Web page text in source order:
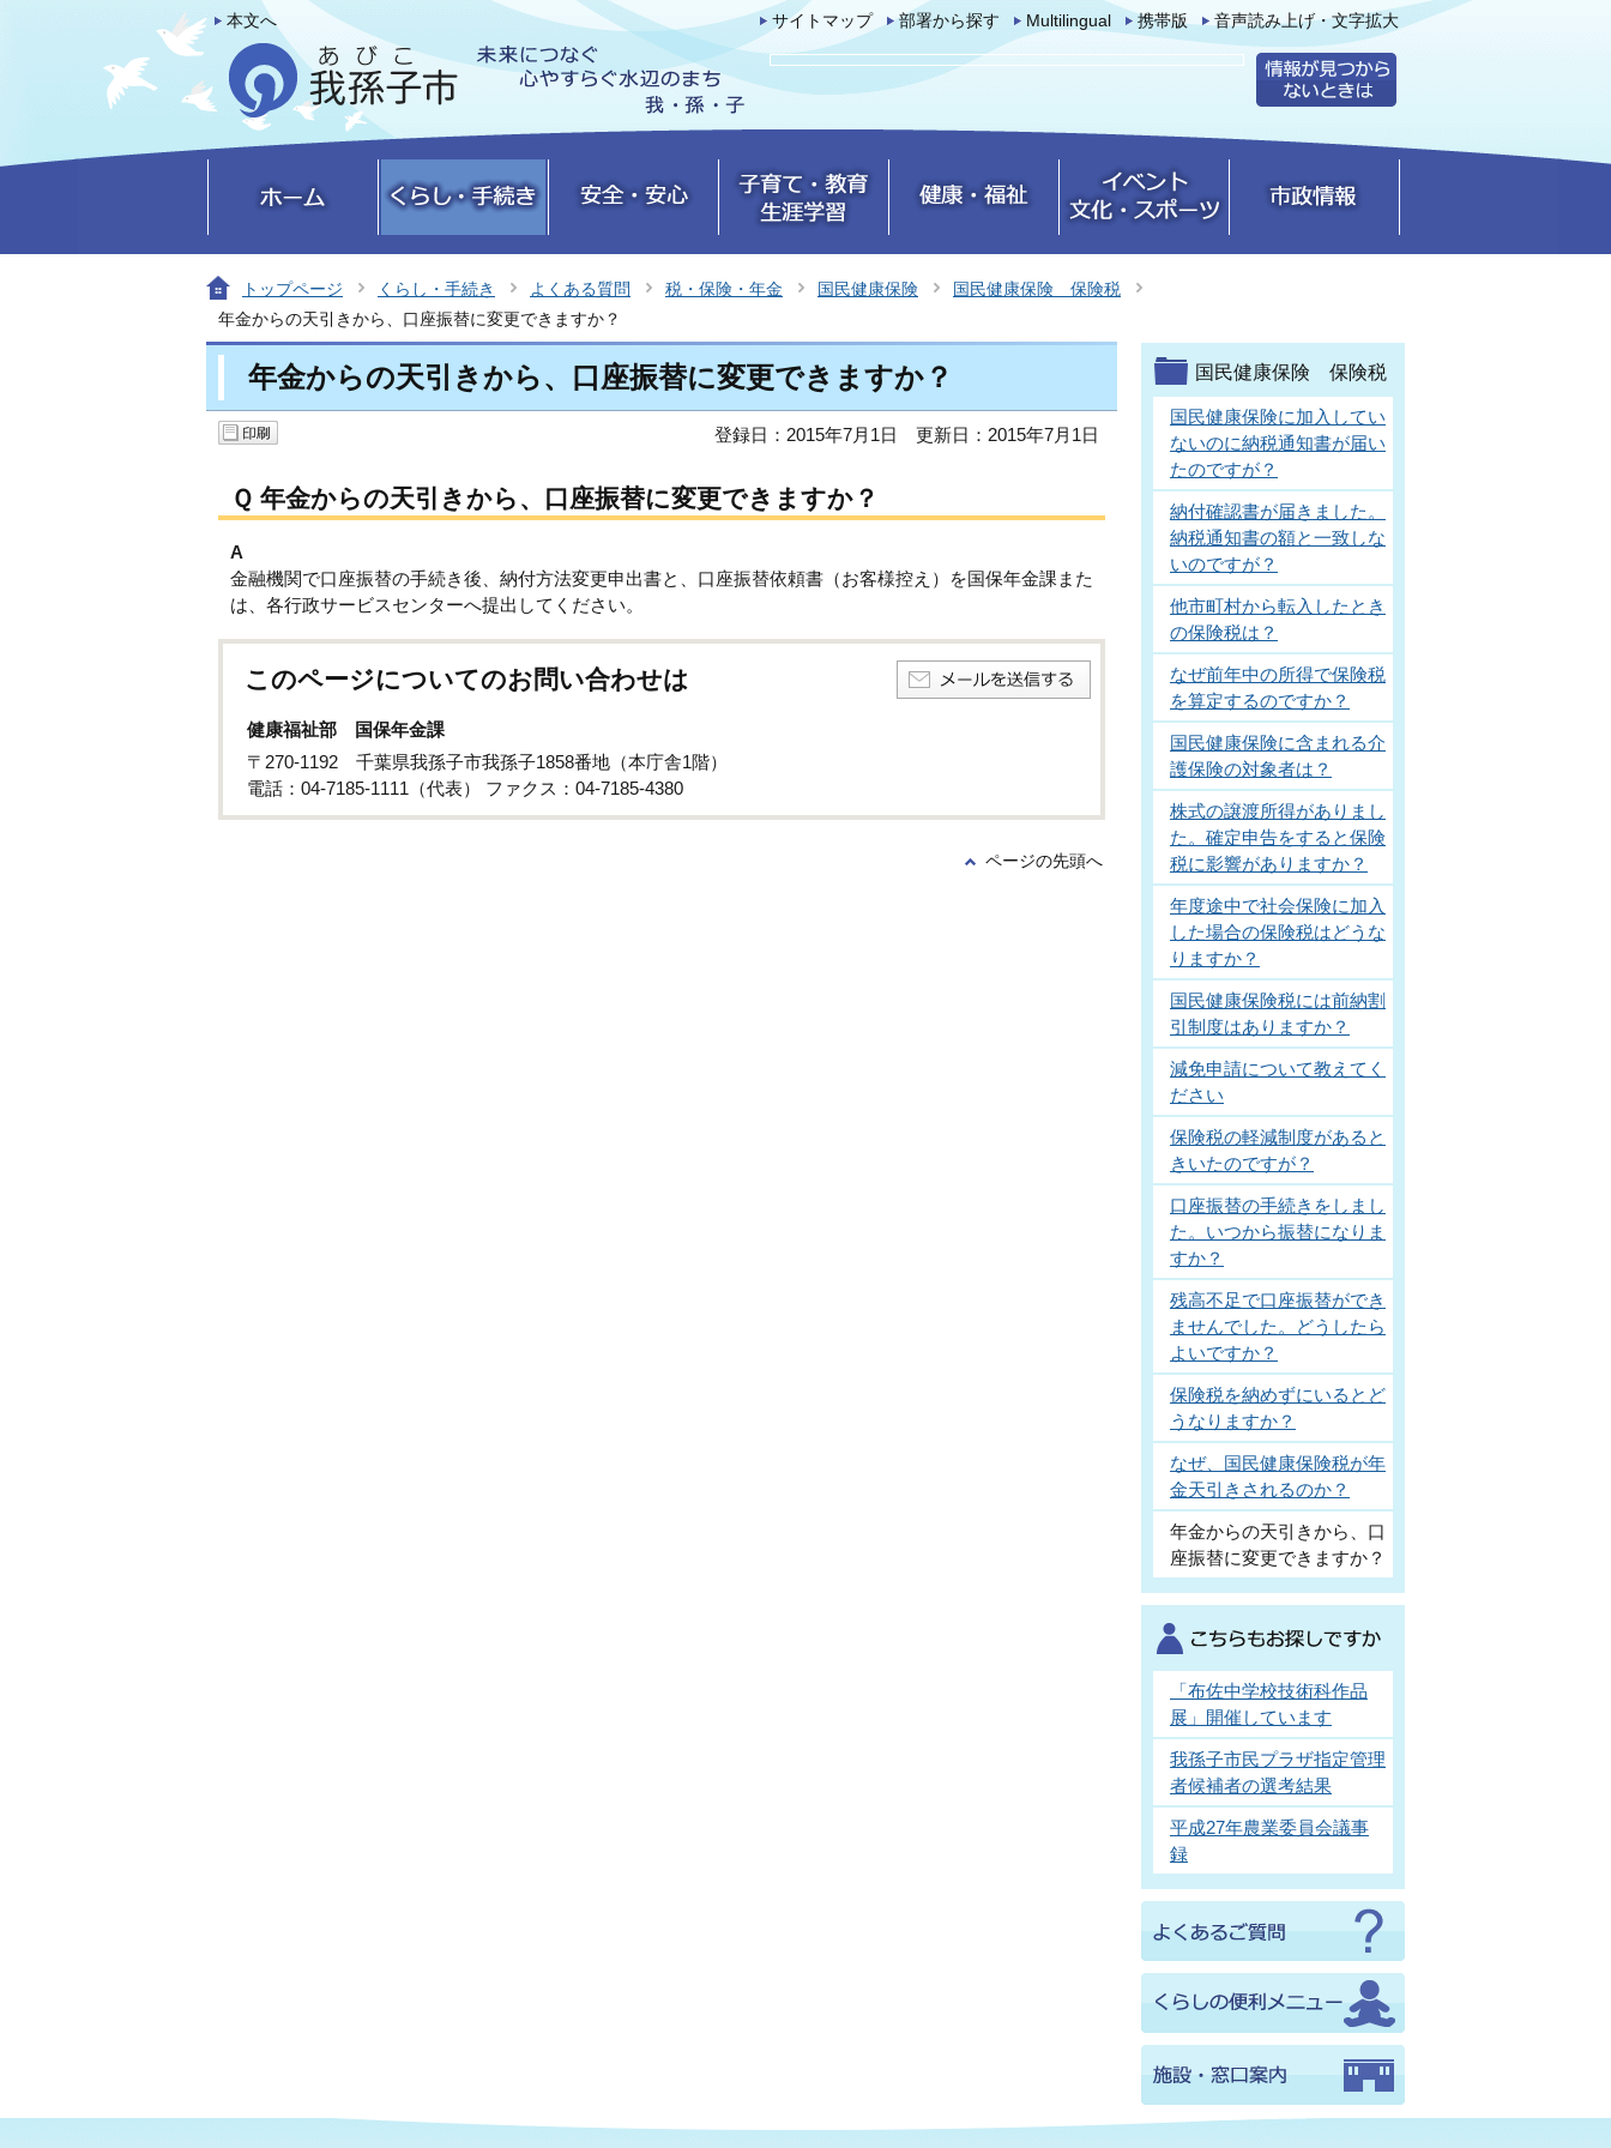
本文へ サイトマップ 部署から探す Multilingual 携帯版 音声読み上げ・文字拡大
トップページ くらし・手続き よくある質問 税・保険・年金 国民健康保険
国民健康保険 保険税
年金からの天引きから、口座振替に変更できますか？
年金からの天引きから、口座振替に変更できますか？
登録日：2015年7月1日 更新日：2015年7月1日
Ｑ 年金からの天引きから、口座振替に変更できますか？
A
金融機関で口座振替の手続き後、納付方法変更申出書と、口座振替依頼書（お客様控え）を国保年金課また
は、各行政サービスセンターへ提出してください。
このページについてのお問い合わせは
健康福祉部 国保年金課
〒270-1192 千葉県我孫子市我孫子1858番地（本庁舎1階）
電話：04-7185-1111（代表） ファクス：04-7185-4380
ページの先頭へ
国民健康保険 保険税
国民健康保険に加入してい
ないのに納税通知書が届い
たのですが？
納付確認書が届きました。
納税通知書の額と一致しな
いのですが？
他市町村から転入したとき
の保険税は？
なぜ前年中の所得で保険税
を算定するのですか？
国民健康保険に含まれる介
護保険の対象者は？
株式の譲渡所得がありまし
た。確定申告をすると保険
税に影響がありますか？
年度途中で社会保険に加入
した場合の保険税はどうな
りますか？
国民健康保険税には前納割
引制度はありますか？
減免申請について教えてく
ださい
保険税の軽減制度があると
きいたのですが？
口座振替の手続きをしまし
た。いつから振替になりま
すか？
残高不足で口座振替ができ
ませんでした。どうしたら
よいですか？
保険税を納めずにいるとど
うなりますか？
なぜ、国民健康保険税が年
金天引きされるのか？
年金からの天引きから、口
座振替に変更できますか？
「布佐中学校技術科作品
展」開催しています
我孫子市民プラザ指定管理
者候補者の選考結果
平成27年農業委員会議事
録